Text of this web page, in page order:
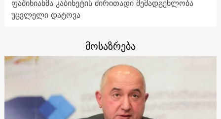
ფაშინიანმა კაბინეტის ძირითადი შემადგენლობა
უცვლელი დატოვა
მოსაზრება